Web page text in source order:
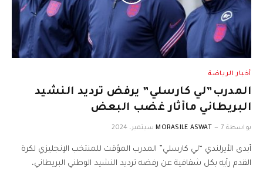
أخبار الرياضة
المدرب”لي كارسلي” يرفض ترديد النشيد
البريطاني ماأثار غضب البعض
بواسطة MORASILE ASWAT 7 سبتمبر، 2024
أبدى الأيرلندي “لي كارسلي” المدرب المؤقت للمنتخب الإنجليزي لكرة
القدم رأيه بكل شفافية عن رفضه ترديد النشيد الوطني البريطاني،